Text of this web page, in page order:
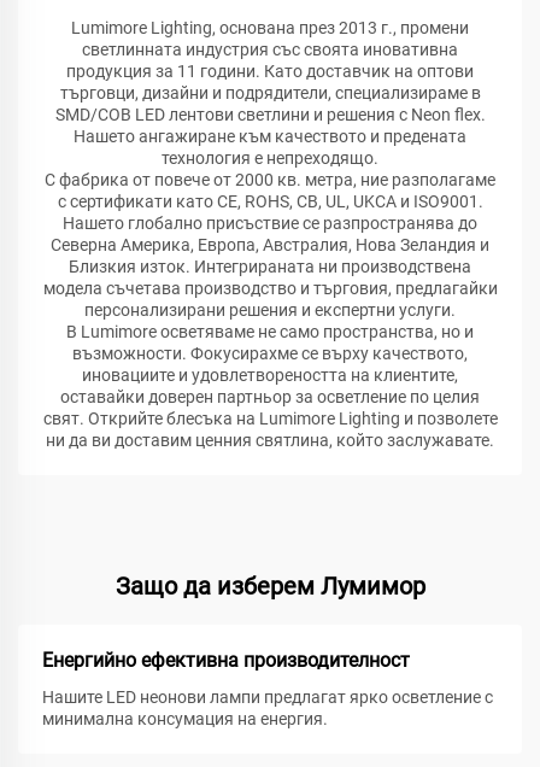
Lumimore Lighting, основана през 2013 г., промени
светлинната индустрия със своята иновативна
продукция за 11 години. Като доставчик на оптови
търговци, дизайни и подрядители, специализираме в
SMD/COB LED лентови светлини и решения с Neon flex.
Нашето ангажиране към качеството и предената
технология е непреходящо.
С фабрика от повече от 2000 кв. метра, ние разполагаме
с сертификати като CE, ROHS, CB, UL, UKCA и ISO9001.
Нашето глобално присъствие се разпространява до
Северна Америка, Европа, Австралия, Нова Зеландия и
Близкия изток. Интегрираната ни производствена
модела съчетава производство и търговия, предлагайки
персонализирани решения и експертни услуги.
В Lumimore осветяваме не само пространства, но и
възможности. Фокусирахме се върху качеството,
иновациите и удовлетвореността на клиентите,
оставайки доверен партньор за осветление по целия
свят. Открийте блесъка на Lumimore Lighting и позволете
ни да ви доставим ценния святлина, който заслужавате.
Защо да изберем Лумимор
Енергийно ефективна производителност
Нашите LED неонови лампи предлагат ярко осветление с
минимална консумация на енергия.